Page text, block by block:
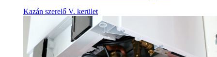
Kazán szerelő V. kerület